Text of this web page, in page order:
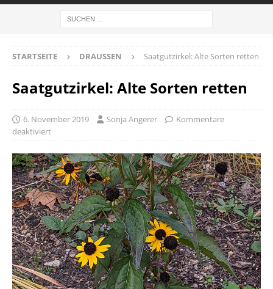
STARTSEITE DRAUSSEN Saatgutzirkel: Alte Sorten retten
Saatgutzirkel: Alte Sorten retten
6. November 2019 Sonja Angerer
Kommentare
deaktiviert